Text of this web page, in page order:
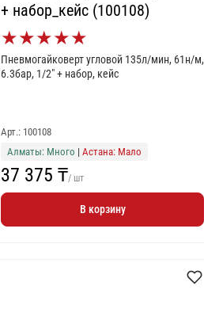
+ набор_кейс (100108)
★★★★★
Пневмогайковерт угловой 135л/мин, 61н/м,
6.3бар, 1/2" + набор, кейс
Арт.: 100108
Алматы: Много | Астана: Мало
37 375 ₸/ шт
В корзину